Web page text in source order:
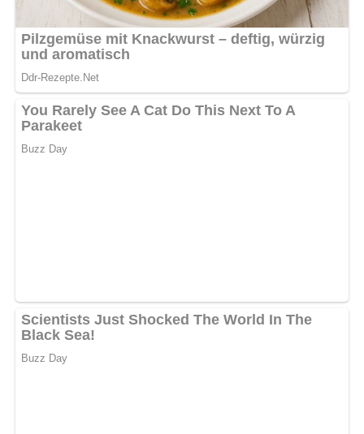
800 g grüne Bohnen
3 bis 4 Eßlöffel Öl